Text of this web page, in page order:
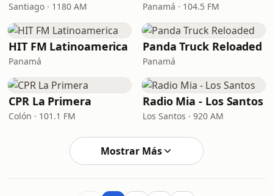
Santiago · 1180 AM Panamá · 104.5 FM
HIT FM Latinoamerica
Panamá
Panda Truck Reloaded
Panamá
CPR La Primera
Colón · 101.1 FM
Radio Mia - Los Santos
Los Santos · 920 AM
Mostrar Más